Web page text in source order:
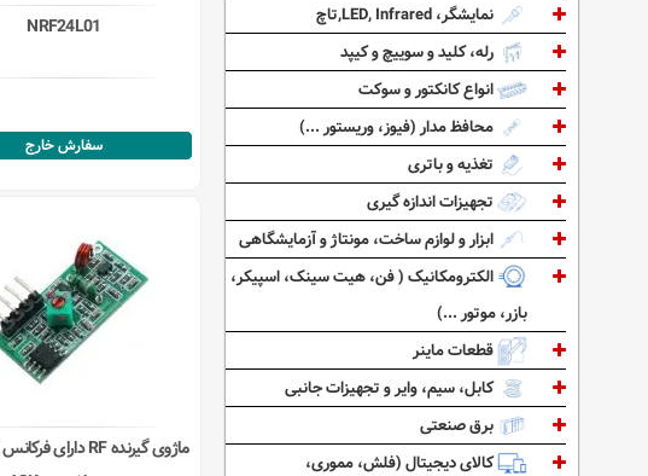
NRF24L01
سفارش خارج
نمایشگر، LED, Infrared,تاچ
رله، کلید و سوییچ و کیپد
انواع کانکتور و سوکت
محافظ مدار (فیوز، وریستور ...)
تغذیه و باتری
تجهیزات اندازه گیری
ابزار و لوازم ساخت، مونتاژ و آزمایشگاهی
الکترومکانیک ( فن، هیت سینک، اسپیکر،
بازر، موتور ...)
قطعات ماینر
کابل، سیم، وایر و تجهیزات جانبی
برق صنعتی
کالای دیجیتال (فلش، مموری،